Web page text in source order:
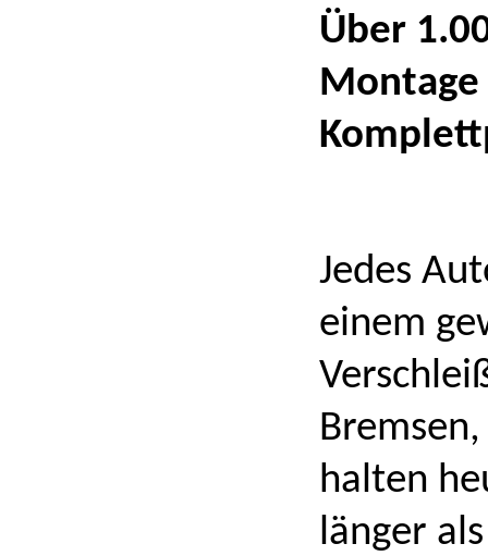
Über
Montage
Jedes
einem
halten
länger